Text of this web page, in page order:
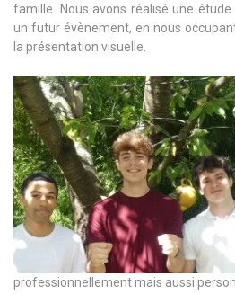
famille. Nous avons réalisé une
un futur évènement, en nous
la présentation visuelle.
professionnellement mais aussi